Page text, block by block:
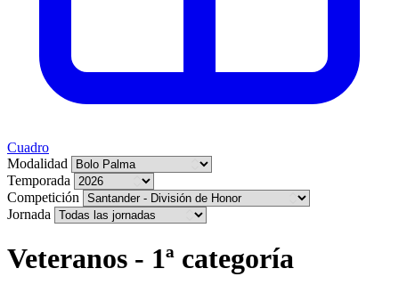
Cuadro
Modalidad
Temporada
Competición
Jornada
Veteranos - 1ª categoría